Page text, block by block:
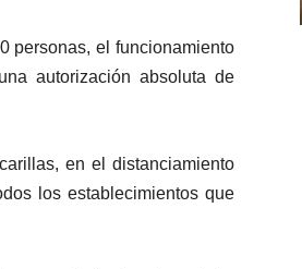
volumen.
arriba/abajo
para
disminuir
el
personas, el funcionamiento
autorización absoluta de
en el distanciamiento
los establecimientos que